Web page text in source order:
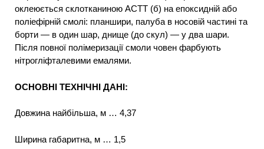
оклеюється склотканиною АСТТ (б) на епоксидній або
поліефірній смолі: планшири, палуба в носовій частині та
борти — в один шар, днище (до скул) — у два шари.
Після повної полімеризації смоли човен фарбують
нітрогліфталевими емалями.
ОСНОВНІ ТЕХНІЧНІ ДАНІ:
Довжина найбільша, м … 4,37
Ширина габаритна, м … 1,5